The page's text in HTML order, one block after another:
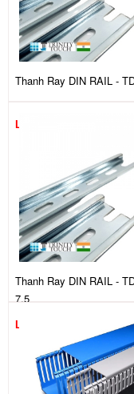
Thanh Ray DIN RAIL -
Liên hệ
Thanh Ray DIN RAIL -
7.5
Liên hệ